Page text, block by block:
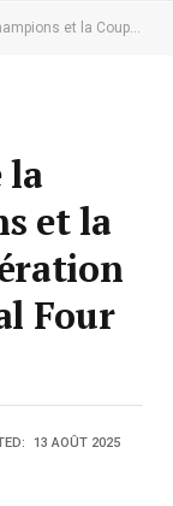
sous un format Final Four en septembre
la
et la
Four
13 AOÛT 2025